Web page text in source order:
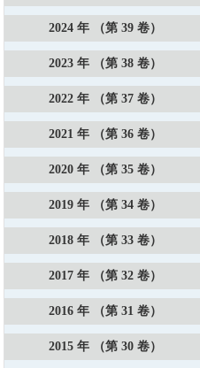
2024 年 （第 39 卷）
2023 年 （第 38 卷）
2022 年 （第 37 卷）
2021 年 （第 36 卷）
2020 年 （第 35 卷）
2019 年 （第 34 卷）
2018 年 （第 33 卷）
2017 年 （第 32 卷）
2016 年 （第 31 卷）
2015 年 （第 30 卷）